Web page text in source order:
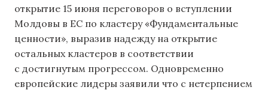
открытие 15 июня переговоров о вступлении
Молдовы в ЕС по кластеру «Фундаментальные
ценности», выразив надежду на открытие
остальных кластеров в соответствии
с достигнутым прогрессом. Одновременно
европейские лидеры заявили что с нетерпением